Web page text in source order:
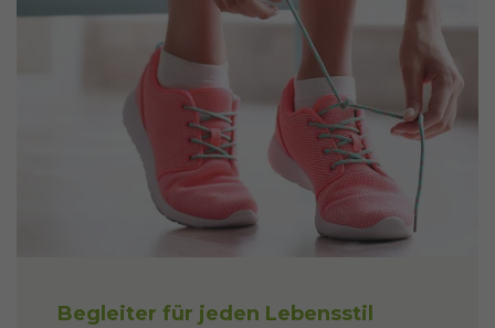
Begleiter für jeden Lebensstil